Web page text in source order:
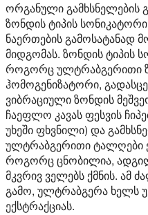
ორგანული გამხსნელების
ზონდის ტიპის
ნაერთების გამოსატანად
მიდგომას. ზონდის ტიპის
როგორც ულტრაბგერითი
ჰომოგენიზატორი,
ვიბრაციული ზონდის
ჩაეფლო კავას ფესვის
უხეში ფხვნილი) და
ულტრაბგერითი ტალღები
როგორც ცნობილია,
მკვრივ ველებს ქმნის. ამ
გამო, ულტრაბგერა ხელს
ექსტრაქციას.